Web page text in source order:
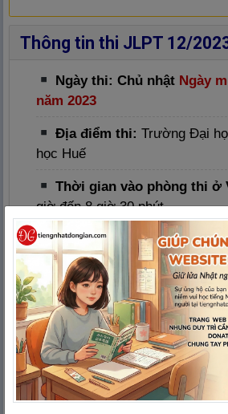
Thông tin thi JLPT 12/
Ngày thi: Chủ nhật Ngày
năm 2023
Địa điểm thi: Trường Đại
học Huế
Thời gian vào phòng thi ở
giờ đến 8 giờ 30 phút
Lưu ý:
Trường hợp thí sinh không
báo dự thi qua đường bưu
chính thức, thí sinh xuất
tại phòng thi.
Thí sinh chỉ mang giấy tờ
mềm 2B và tẩy vào phòng thi.
Dự kiến sau 2 tháng kể từ
thi sẽ được thông báo tại